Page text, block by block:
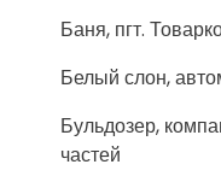
Баня, пгт.
Белый слон,
Бульдозер,
частей